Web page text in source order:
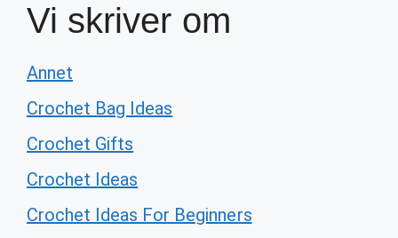
Vi skriver om
Annet
Crochet Bag Ideas
Crochet Gifts
Crochet Ideas
Crochet Ideas For Beginners